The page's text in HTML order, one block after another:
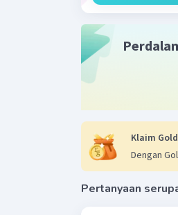
Klaim
Dengan
Pertanyaan